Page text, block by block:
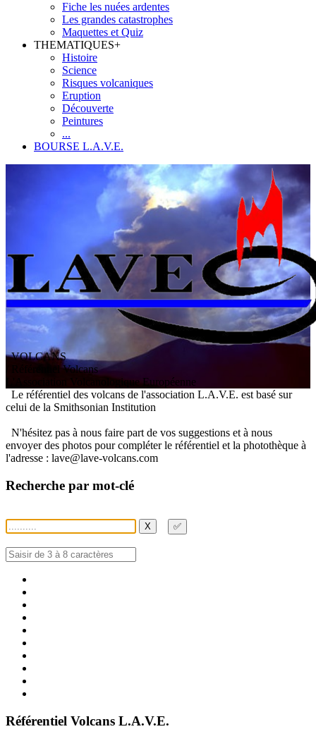
Fiche les nuées ardentes
Les grandes catastrophes
Maquettes et Quiz
THEMATIQUES+
Histoire
Science
Risques volcaniques
Eruption
Découverte
Peintures
...
BOURSE L.A.V.E.
VOLCANS
/ Référentiel Volcans
ssociation V olcanologiqueEuropéenne
Le référentiel des volcans de l'association L.A.V.E. est basé sur
celui de la Smithsonian Institution
N'hésitez pas à nous faire part de vos suggestions et à nous
envoyer des photos pour compléter le référentiel et la photothèque à
l'adresse : lave@lave-volcans.com
Recherche par mot-clé
X ✅
Référentiel Volcans L.A.V.E.